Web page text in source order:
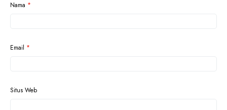
Nama *
Email *
Situs Web